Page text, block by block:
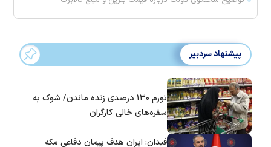
پیشنهاد سردبیر
تورم ۱۳۰ درصدی زنده ماندن/ شوک به
سفره‌های خالی کارگران
فیدان: ایران هدف پیمان دفاعی مکه